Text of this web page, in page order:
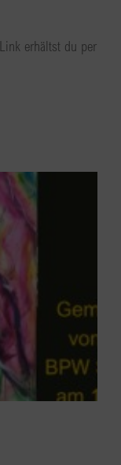
erhältst du per